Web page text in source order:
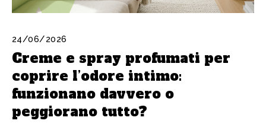
24/06/2026
Creme e spray profumati per
coprire l’odore intimo:
funzionano davvero o
peggiorano tutto?